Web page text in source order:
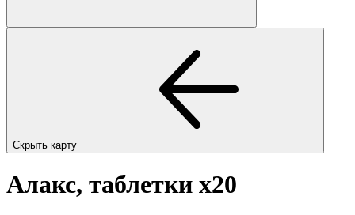
Скрыть карту
Алакс, таблетки x20